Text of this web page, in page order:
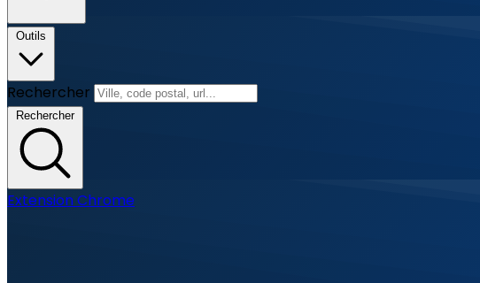
Outils
Rechercher
Rechercher
Extension Chrome